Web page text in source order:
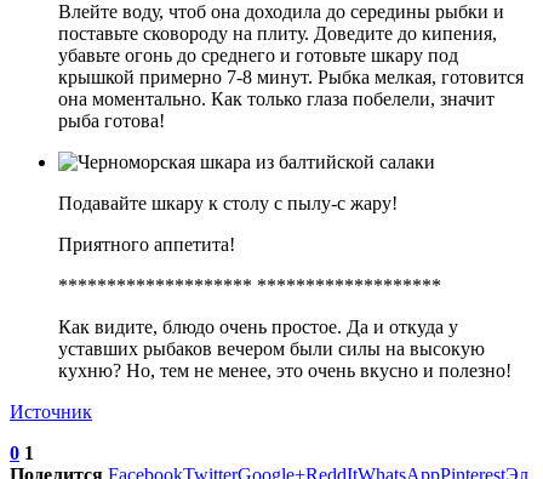
Влейте воду, чтоб она доходила до середины рыбки и
поставьте сковороду на плиту. Доведите до кипения,
убавьте огонь до среднего и готовьте шкару под
крышкой примерно 7-8 минут. Рыбка мелкая, готовится
она моментально. Как только глаза побелели, значит
рыба готова!
Подавайте шкару к столу с пылу-с жару!
Приятного аппетита!
******************** *******************
Как видите, блюдо очень простое. Да и откуда у
уставших рыбаков вечером были силы на высокую
кухню? Но, тем не менее, это очень вкусно и полезно!
Источник
0 1